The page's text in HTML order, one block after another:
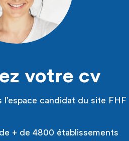
votre cv
candidat du site FHF
+ de 4800 établissements